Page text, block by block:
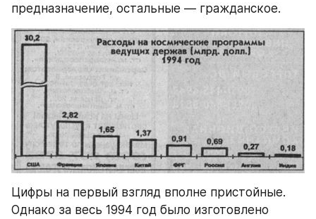
предназначение, остальные — гражданское.
Цифры на первый взгляд вполне пристойные.
Однако за весь 1994 год было изготовлено